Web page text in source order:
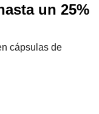
un 25%
cápsulas de